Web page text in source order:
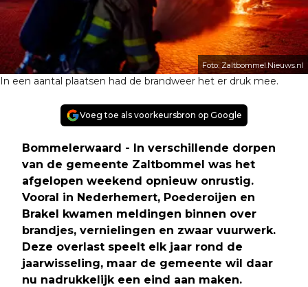
Foto: Zaltbommel.Nieuws.nl
In een aantal plaatsen had de brandweer het er druk mee.
Voeg toe als voorkeursbron op Google
Bommelerwaard - In verschillende dorpen
van de gemeente Zaltbommel was het
afgelopen weekend opnieuw onrustig.
Vooral in Nederhemert, Poederoijen en
Brakel kwamen meldingen binnen over
brandjes, vernielingen en zwaar vuurwerk.
Deze overlast speelt elk jaar rond de
jaarwisseling, maar de gemeente wil daar
nu nadrukkelijk een eind aan maken.